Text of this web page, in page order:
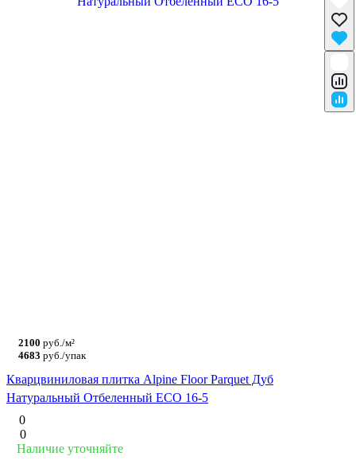
2100 руб./м²
4683 руб./упак
Кварцвиниловая плитка Alpine Floor Parquet Дуб
Натуральный Отбеленный ECO 16-5
0
0
Наличие уточняйте